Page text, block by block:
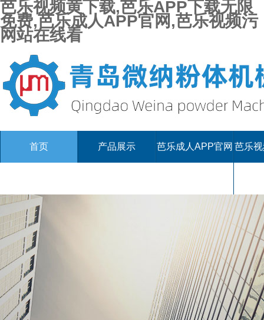
芭乐视频黄下载,芭乐APP下载无限
免费,芭乐成人APP官网,芭乐视频污
网站在线看
首页 产品展示 芭乐成人APP官网 芭乐